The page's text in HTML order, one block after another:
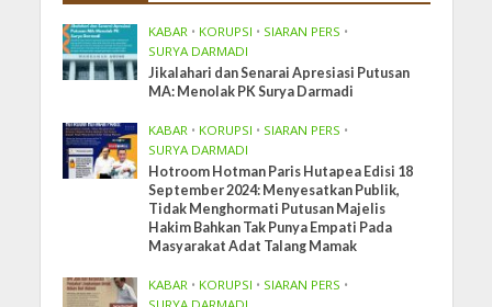
KABAR • KORUPSI • SIARAN PERS •
SURYA DARMADI
Jikalahari dan Senarai Apresiasi Putusan
MA: Menolak PK Surya Darmadi
KABAR • KORUPSI • SIARAN PERS •
SURYA DARMADI
Hotroom Hotman Paris Hutapea Edisi 18
September 2024: Menyesatkan Publik,
Tidak Menghormati Putusan Majelis
Hakim Bahkan Tak Punya Empati Pada
Masyarakat Adat Talang Mamak
KABAR • KORUPSI • SIARAN PERS •